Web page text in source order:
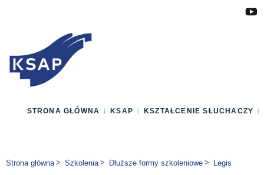
STRONA GŁÓWNA KSAP KSZTAŁCENIE SŁUCHACZY
Jesteś tutaj:
Strona główna Szkolenia Dłuższe formy szkoleniowe Legis